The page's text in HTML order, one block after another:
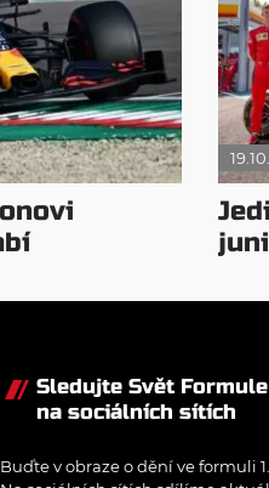
Sledujte Svět Formule
na sociálních sítích
Buďte v obraze o dění ve formuli 1.